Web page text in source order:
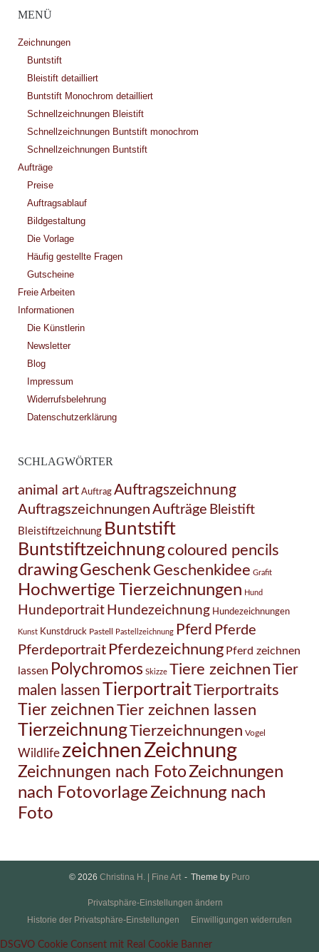
MENÜ
Zeichnungen
Buntstift
Bleistift detailliert
Buntstift Monochrom detailliert
Schnellzeichnungen Bleistift
Schnellzeichnungen Buntstift monochrom
Schnellzeichnungen Buntstift
Aufträge
Preise
Auftragsablauf
Bildgestaltung
Die Vorlage
Häufig gestellte Fragen
Gutscheine
Freie Arbeiten
Informationen
Die Künstlerin
Newsletter
Blog
Impressum
Widerrufsbelehrung
Datenschutzerklärung
SCHLAGWÖRTER
animal art Auftrag Auftragszeichnung
Auftragszeichnungen Aufträge Bleistift
Bleistiftzeichnung Buntstift
Buntstiftzeichnungcoloured pencils
drawingGeschenk Geschenkidee Grafit
Hochwertige Tierzeichnungen Hund
Hundeportrait Hundezeichnung Hundezeichnungen
Kunst Kunstdruck Pastell Pastellzeichnung Pferd Pferde
Pferdeportrait Pferdezeichnung Pferd zeichnen
lassen Polychromos Skizze Tiere zeichnenTier
malen lassenTierportraitTierportraits
Tier zeichnenTier zeichnen lassen
TierzeichnungTierzeichnungen Vogel
Wildlife zeichnenZeichnung
Zeichnungen nach FotoZeichnungen
nach FotovorlageZeichnung nach
Foto
© 2026 Christina H. | Fine Art Theme by Puro
Privatsphäre-Einstellungen ändern
Historie der Privatsphäre-Einstellungen
Einwilligungen widerrufen
DSGVO Cookie Consent mit Real Cookie Banner